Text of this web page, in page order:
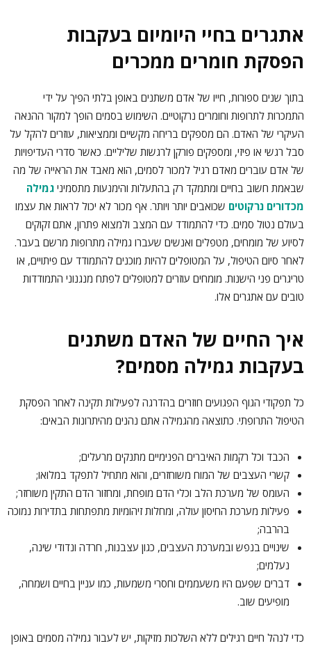
אתגרים בחיי היומיום בעקבות
הפסקת חומרים ממכרים
בתוך שנים ספורות, חייו של אדם משתנים באופן בלתי הפיך על ידי
התמכרות לתרופות וחומרים נרקוטיים. השימוש בסמים הופך למקור ההנאה
העיקרי של האדם. הם מספקים בריחה מקשיים וממציאות, עוזרים להקל על
סבל רגשי או פיזי, ומספקים פורקן לרגשות שליליים. כאשר סדרי העדיפויות
של אדם עוברים מאדם רגיל למכור לסמים, הוא מאבד את הראייה של מה
שבאמת חשוב בחיים ומתמקד רק בהתעלות והימנעות מתסמיני גמילה
מכדורים נרקוטים שכואבים יותר ויותר. אף מכור לא יכול לראות את עצמו
בעולם נטול סמים. כדי להתמודד עם המצב ולמצוא פתרון, אתם זקוקים
לסיוע של מומחים, מטפלים ואנשים שעברו גמילה מתרופות מרשם בעבר.
לאחר סיום הטיפול, על המטופלים להיות מוכנים להתמודד עם פיתויים, או
טריגרים פני הישנות. מומחים עוזרים למטופלים לפתח מנגנוני התמודדות
טובים עם אתגרים אלו.
איך החיים של האדם משתנים
בעקבות גמילה מסמים?
כל תפקודי הגוף הפגועים חוזרים בהדרגה לפעילות תקינה לאחר הפסקת
הטיפול התרופתי. כתוצאה מהגמילה אתם נהנים מהיתרונות הבאים:
הכבד וכל רקמות האיברים הפנימיים מתנקים מרעלים;
קשרי העצבים של המוח משוחזרים, והוא מתחיל לתפקד במלואו;
העומס של מערכת הלב וכלי הדם מופחת, ומחזור הדם התקין משוחזר;
פעילות מערכת החיסון עולה, ומחלות זיהומיות מתפתחות בתדירות נמוכה
בהרבה;
שינויים בנפש ובמערכת העצבים, כגון עצבנות, חרדה ונדודי שינה,
נעלמים;
דברים שפעם היו משעממים וחסרי משמעות, כמו עניין בחיים ושמחה,
מופיעים שוב.
כדי לנהל חיים רגילים ללא השלכות מזיקות, יש לעבור גמילה מסמים באופן